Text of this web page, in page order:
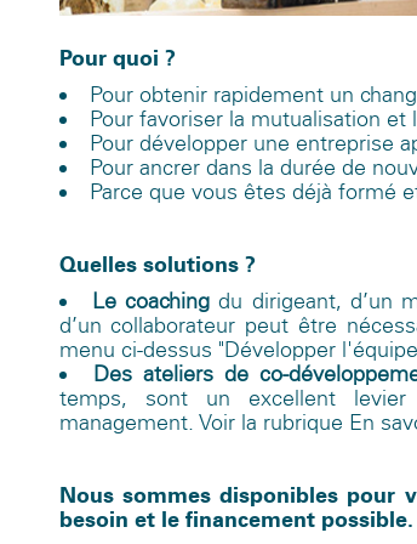
Pour quoi ?
Pour obtenir rapidement un
Pour favoriser la mutualisation
Pour développer une entreprise
Pour ancrer dans la durée de
Parce que vous êtes déjà formé
Quelles solutions ?
Le coaching du dirigeant, d’un
d’un collaborateur peut être
menu ci-dessus "Développer
Des ateliers de co-
temps, sont un excellent levier
management. Voir la rubrique En
Nous sommes disponibles pour
besoin et le financement possible.